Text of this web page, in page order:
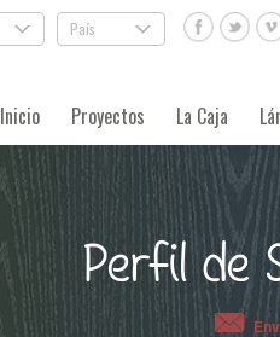
. País .
Inicio Proyectos La Caja
Perfil de